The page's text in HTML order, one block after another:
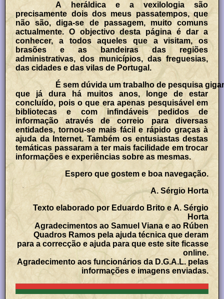
A heráldica e a vexilologia são
precisamente dois dos meus passatempos, que
não são, diga-se de passagem, muito comuns
actualmente. O objectivo desta página é dar a
conhecer, a todos aqueles que a visitam, os
brasões e as bandeiras das regiões
administrativas, dos municípios, das freguesias,
das cidades e das vilas de Portugal.
É sem dúvida um trabalho de pesquisa
que já dura há muitos anos, longe de estar
concluído, pois o que era apenas pesquisável em
bibliotecas e com infindáveis pedidos de
informação através de correio para diversas
entidades, tornou-se mais fácil e rápido graças à
ajuda da Internet. Também os entusiastas destas
temáticas passaram a ter mais facilidade em trocar
informações e experiências sobre as mesmas.
Espero que gostem e boa navegação.
A. Sérgio Horta
Texto elaborado por Eduardo Brito e A. Sérgio
Horta
Agradecimentos ao Samuel Viana e ao Rúben
Quadros Ramos pela ajuda técnica que deram
para a correcção e ajuda para que este site ficasse
online.
Agradecimento aos funcionários da D.G.A.L. pelas
informações e imagens enviadas.